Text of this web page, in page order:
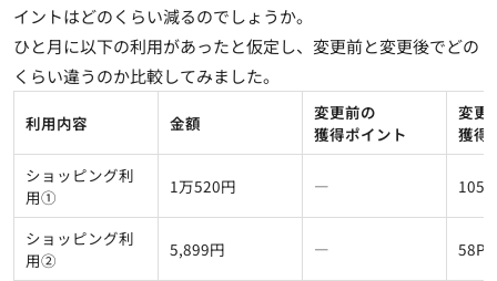
イントはどのくらい減るのでしょうか。
ひと月に以下の利用があったと仮定し、変更前と変更後でどの
くらい違うのか比較してみました。
利用内容 金額
変更前の
獲得ポイント
変更
獲得
ショッピング利
用①
1万520円 ― 105P
ショッピング利
用②
5,899円 ― 58P